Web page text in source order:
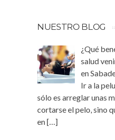
NUESTRO BLOG
¿Qué
salud
en
Ir a la
sólo es arreglar unas
cortarse el pelo, sino
en[…]